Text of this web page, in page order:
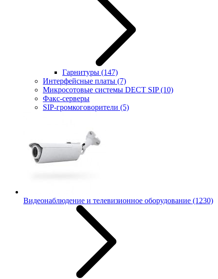
Гарнитуры (147)
Интерфейсные платы (7)
Микросотовые системы DECT SIP(10)
Факс-серверы
SIP-громкоговорители (5)
Видеонаблюдение и телевизионное оборудование (1230)